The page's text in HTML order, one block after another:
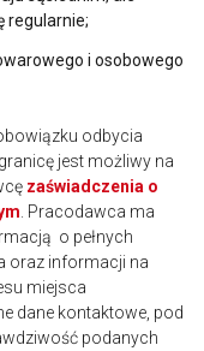
regularnie;
i osobowego
odbycia
jest możliwy na
zaświadczenia o
. Pracodawca ma
o pełnych
oraz informacji na
miejsca
dane kontaktowe, pod
podanych